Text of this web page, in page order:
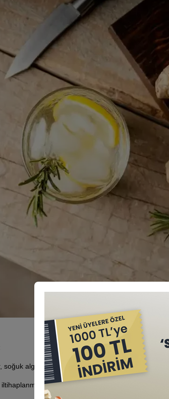
algınlığına iyi gelir ve bağışıklığı güçlendirir.
azaltır.